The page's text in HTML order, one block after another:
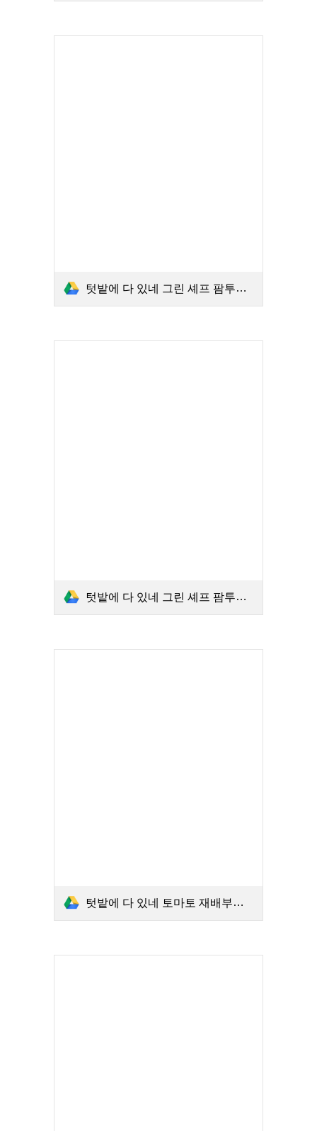
텃밭에 다 있네 그린 셰프 팜투테이블 제철레시피 (2권 가을·겨울).PDF
텃밭에 다 있네 그린 셰프 팜투테이블 제철레시피 (1권 봄·여름).PDF
텃밭에 다 있네 토마토 재배부터 판매까지 진로체험 프로그램.PDF